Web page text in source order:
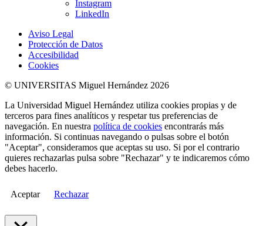
Instagram
LinkedIn
Aviso Legal
Protección de Datos
Accesibilidad
Cookies
© UNIVERSITAS Miguel Hernández 2026
La Universidad Miguel Hernández utiliza cookies propias y de
terceros para fines analíticos y respetar tus preferencias de
navegación. En nuestra política de cookies encontrarás más
información. Si continuas navegando o pulsas sobre el botón
"Aceptar", consideramos que aceptas su uso. Si por el contrario
quieres rechazarlas pulsa sobre "Rechazar" y te indicaremos cómo
debes hacerlo.
Aceptar Rechazar